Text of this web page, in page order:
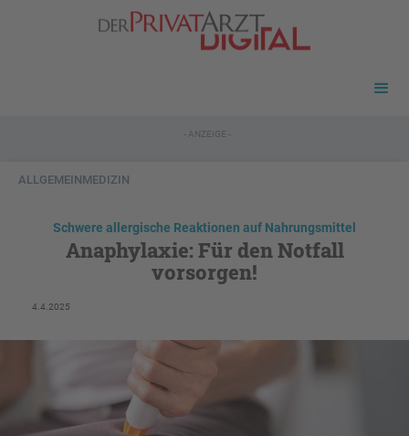
- ANZEIGE -
ALLGEMEINMEDIZIN
Schwere allergische Reaktionen auf Nahrungsmittel
Anaphylaxie: Für den Notfall
vorsorgen!
4.4.2025